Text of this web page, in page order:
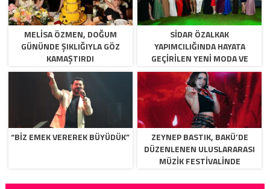
MELISA ÖZMEN, DOĞUM
GÜNÜNDE ŞIKLIĞIYLA GÖZ
KAMAŞTIRDI
SIDAR ÖZALKAK
YAPIMCILIĞINDA HAYATA
GEÇIRILEN YENI MODA VE
YETENEK PROGRAMI
SEK8Z,YAKINDA IZLIYICI ILE
BULUŞUYOR.
“BİZ EMEK VEREREK BÜYÜDÜK”
ZEYNEP BASTIK, BAKÜ’DE
DÜZENLENEN ULUSLARARASI
MÜZIK FESTIVALINDE
BULUŞTU.